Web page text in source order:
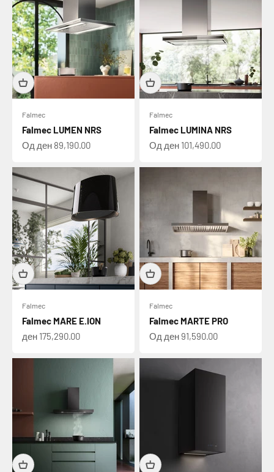
Falmec
Falmec LUMEN NRS
Намалена цена
Од ден 89,190.00
Falmec
Falmec LUMINA NRS
Намалена цена
Од ден 101,490.00
Falmec
Falmec MARE E.ION
Намалена цена
ден 175,290.00
Falmec
Falmec MARTE PRO
Намалена цена
Од ден 91,590.00